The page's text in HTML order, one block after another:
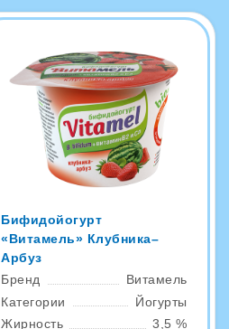
Бифидойогурт
«Витамель» Клубника–
Арбуз
Бренд
Витамель
Категории
Йогурты
Жирность
3,5 %